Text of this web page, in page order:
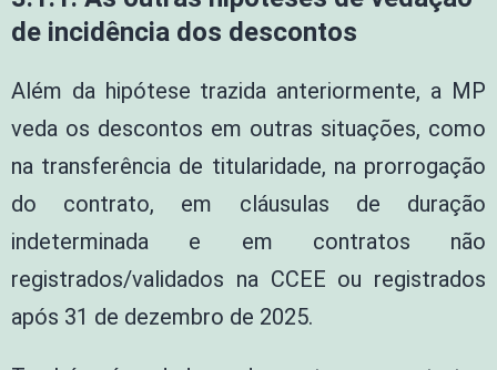
de incidência dos descontos
Além da hipótese trazida anteriormente, a MP
veda os descontos em outras situações, como
na transferência de titularidade, na prorrogação
do contrato, em cláusulas de duração
indeterminada e em contratos não
registrados/validados na CCEE ou registrados
após 31 de dezembro de 2025.